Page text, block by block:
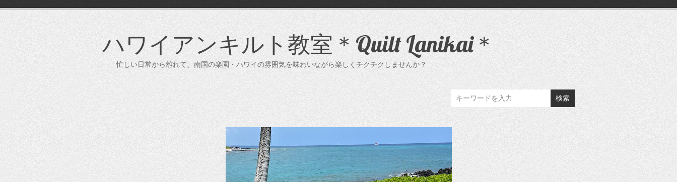
プ
ハワイアンキルト教室＊Quilt Lanikai＊
忙しい日常から離れて、南国の楽園・ハワイの雰囲気を味わいながら楽しくチクチクしませんか？
検索